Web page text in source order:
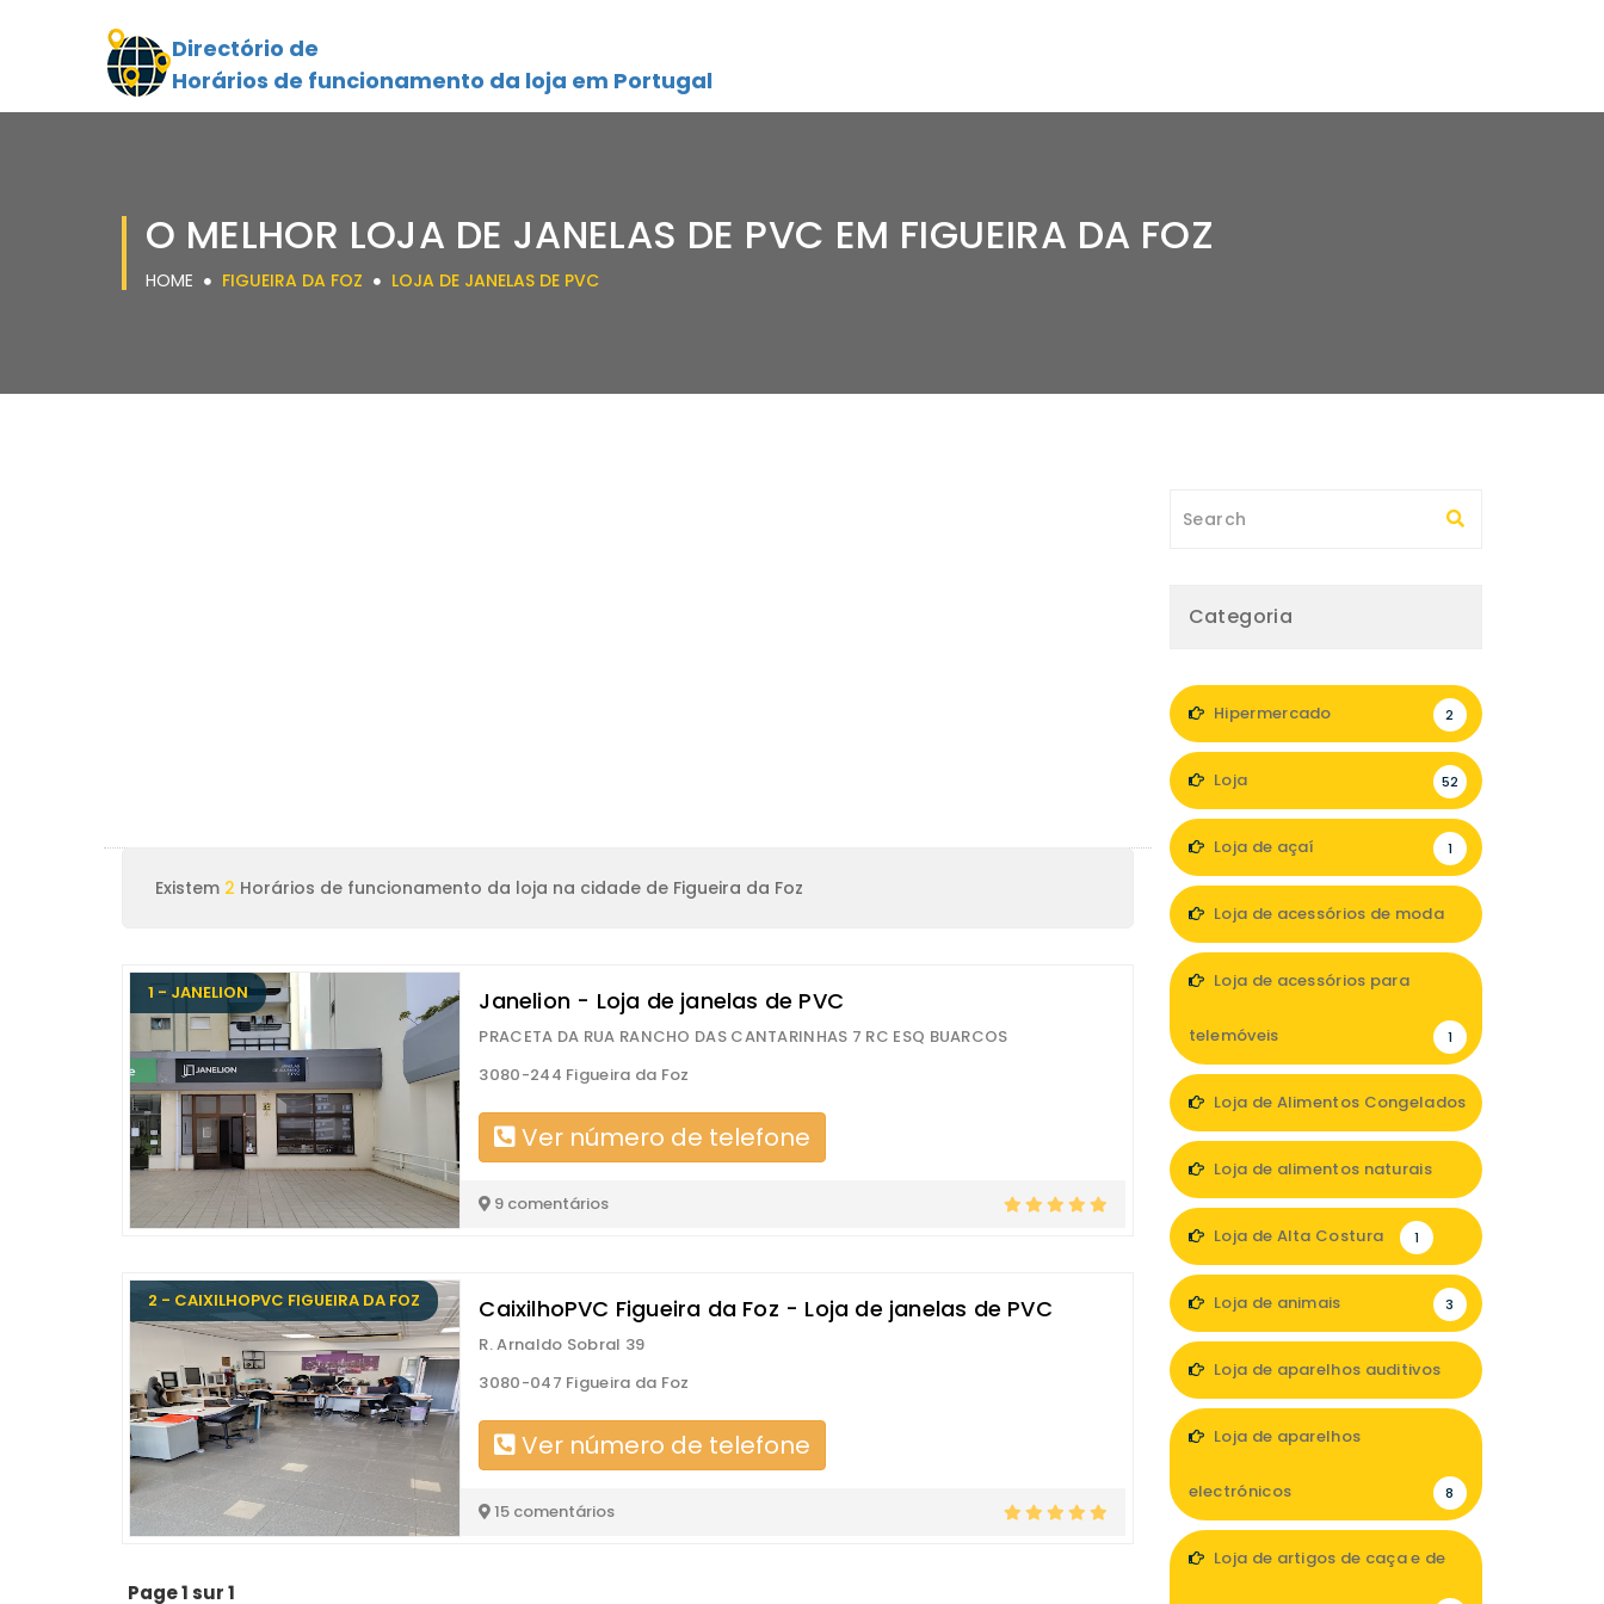
Directório de
Horários de funcionamento da loja em Portugal
O MELHOR LOJA DE JANELAS DE PVC EM FIGUEIRA DA FOZ
HOME FIGUEIRA DA FOZ LOJA DE JANELAS DE PVC
Existem 2 Horários de funcionamento da loja na cidade de Figueira da Foz
1 - JANELION Janelion - Loja de janelas de PVC
PRACETA DA RUA RANCHO DAS CANTARINHAS 7 RC ESQ BUARCOS
3080-244 Figueira da Foz
Ver número de telefone
9 comentários
2 - CAIXILHOPVC FIGUEIRA DA FOZ CaixilhoPVC Figueira da Foz - Loja de janelas de PVC
R. Arnaldo Sobral 39
3080-047 Figueira da Foz
Ver número de telefone
15 comentários
Page 1 sur 1
Categoria
Hipermercado 2
Loja 52
Loja de açaí 1
Loja de acessórios de moda
Loja de acessórios para
telemóveis 1
Loja de Alimentos Congelados
Loja de alimentos naturais
Loja de Alta Costura 1
Loja de animais 3
Loja de aparelhos auditivos
Loja de aparelhos
electrónicos 8
Loja de artigos de caça e de